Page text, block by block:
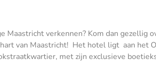
verkennen? Kom dan gezellig
van Maastricht! Het hotel ligt aan het
met zijn exclusieve